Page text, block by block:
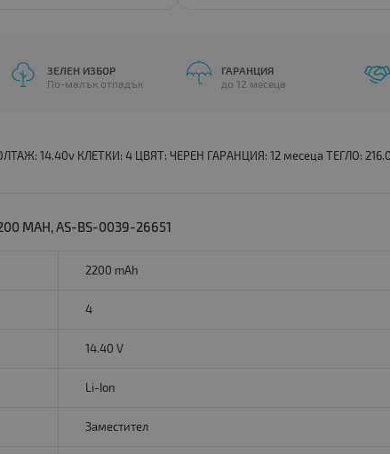
ЗЕЛЕН ИЗБОР
По-малък отпадък
ГАРАНЦИЯ
до 12 месеца
14.40v КЛЕТКИ: 4 ЦВЯТ: ЧЕРЕН ГАРАНЦИЯ: 12 месеца ТЕГЛО:
MAH, AS-BS-0039-26651
2200 mAh
4
14.40 V
Li-Ion
Заместител